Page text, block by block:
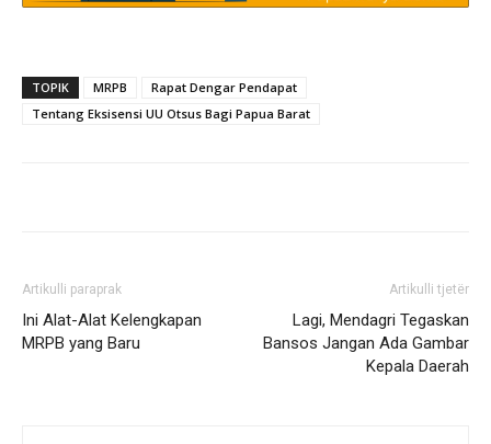
TOPIK MRPB
Rapat Dengar Pendapat
Tentang Eksisensi UU Otsus Bagi Papua Barat
Artikulli paraprak
Ini Alat-Alat Kelengkapan
MRPB yang Baru
Artikulli tjetër
Lagi, Mendagri Tegaskan
Bansos Jangan Ada Gambar
Kepala Daerah